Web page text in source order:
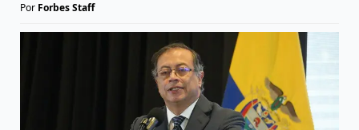
Por Forbes Staff